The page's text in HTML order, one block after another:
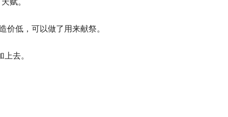
低，可以做了用来献祭。
去。